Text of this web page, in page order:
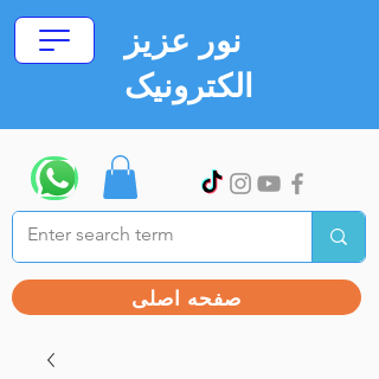
نور عزیز
الکترونیک
صفحه اصلی